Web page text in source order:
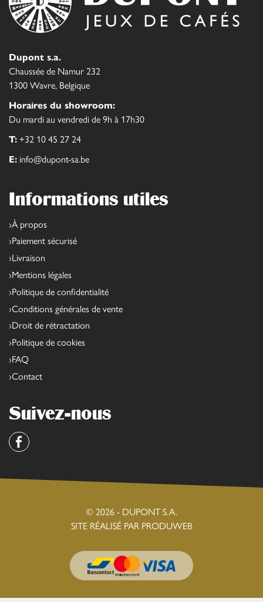
Dupont s.a.
Chaussée de Namur 232
1300 Wavre, Belgique
Horaires du showroom:
Du mardi au vendredi de 9h à 17h30
T: +32 10 45 27 24
E: info@dupont-sa.be
Informations utiles
À propos
Paiement sécurisé
Livraison
Mentions légales
Politique de confidentialité
Conditions générales de vente
Droit de rétractation
Politique de cookies
FAQ
Contact
Suivez-nous
Facebook
© 2026 - DUPONT S.A.
SITE RÉALISÉ PAR PRODUWEB